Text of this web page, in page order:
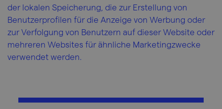
der lokalen Speicherung, die zur Erstellung von
Benutzerprofilen für die Anzeige von Werbung oder
zur Verfolgung von Benutzern auf dieser Website oder
mehreren Websites für ähnliche Marketingzwecke
verwendet werden.